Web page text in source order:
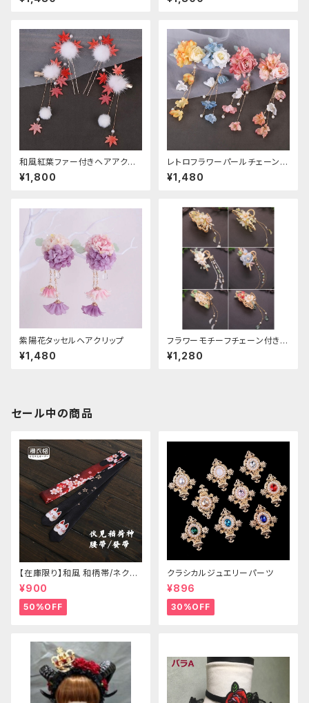
和風紅葉ファー付きヘアアクセ
サリー
¥1,800
レトロフラワーパールチェーンヘ
アクリップ
¥1,480
紫陽花タッセルヘアクリップ
¥1,480
フラワーモチーフチェーン付きヘ
アクリップ
¥1,280
セール中の商品
【在庫限り】和風 和柄帯/ネクタ
イ/リボン（狐面/金魚
¥900
50%OFF
クラシカルジュエリーパーツ
¥896
30%OFF